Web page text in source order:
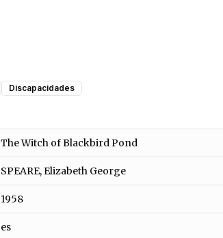
Discapacidades
The Witch of Blackbird Pond
SPEARE, Elizabeth George
1958
es